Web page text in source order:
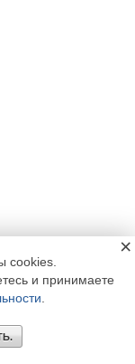
cookies.
и принимаете
×